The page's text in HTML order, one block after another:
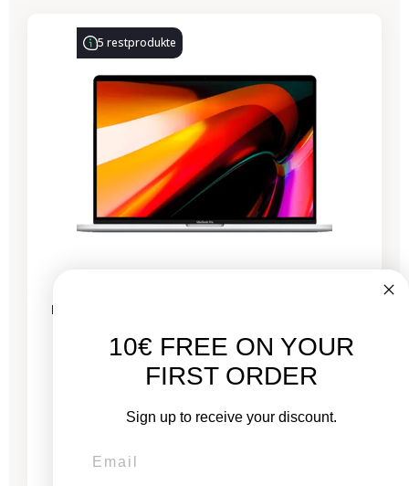
5 restprodukte
MacBook Pro 16 Zoll Touch Bar 2019 – Intel i7
Neu:
1.399,00 €
10€ FREE ON YOUR
FIRST ORDER
Sign up to receive your discount.